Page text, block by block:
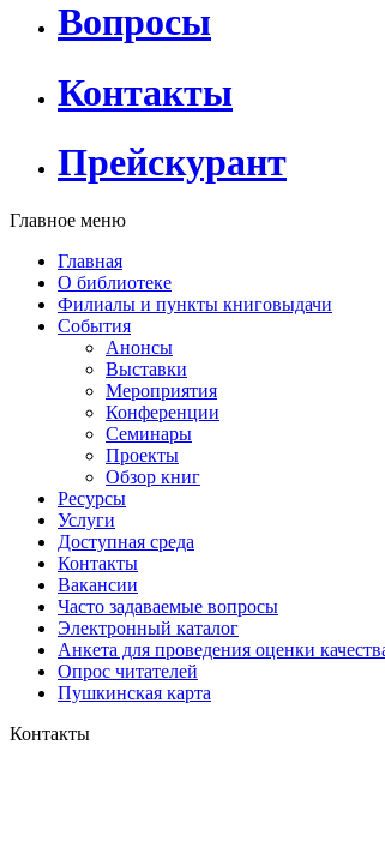
Вопросы
Контакты
Прейскурант
Главное меню
Главная
О библиотеке
Филиалы и пункты книговыдачи
События
Анонсы
Выставки
Мероприятия
Конференции
Семинары
Проекты
Обзор книг
Ресурсы
Услуги
Доступная среда
Контакты
Вакансии
Часто задаваемые вопросы
Электронный каталог
Анкета для проведения оценки
Опрос читателей
Пушкинская карта
Контакты